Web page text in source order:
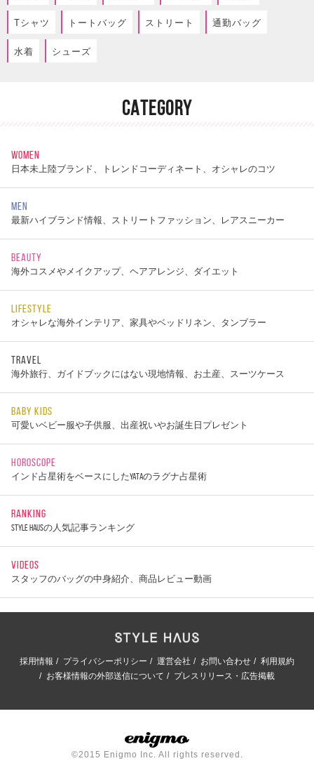
Tシャツ トートバッグ ストリート 通勤バッグ
水着 シューズ
CATEGORY
WOMEN
日本未上陸ブランド、トレンドコーディネート、オシャレのコツ
MEN
最新ハイブランド情報、ストリートファッション、レアスニーカー
BEAUTY
海外コスメやメイクアップ、ヘアアレンジ、ダイエット
LIFESTYLE
オシャレな海外インテリア、家具やベッドリネン、タンブラー
TRAVEL
海外旅行、ガイドブックにはない現地情報、お土産、スーツケース
BABY KIDS
可愛いベビー服や子供服、出産祝いやお誕生日プレゼント
HOROSCOPE
インド占星術をベースにしたYATAのラグナ占星術
RANKING
STYLE HAUSの人気記事ランキング
VIDEOS
スタッフのバッグの中身紹介、商品レビュー動画
採用情報 プライバシーポリシー 運営会社 お問い合わせ
利用規約
お客様情報の外部送信について
プレスリリース・広告掲載
©2015 Enigmo Inc. All rights reserved.